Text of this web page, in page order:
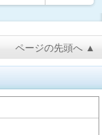
ページの先頭へ ▲